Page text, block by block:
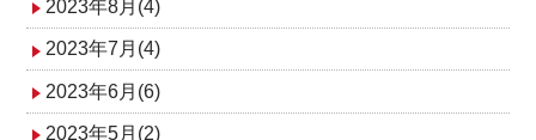
2023年8月(4)
2023年7月(4)
2023年6月(6)
2023年5月(2)